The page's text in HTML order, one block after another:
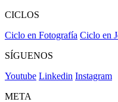
CICLOS
Ciclo en Fotografía Ciclo en
SÍGUENOS
Youtube Linkedin Instagram
META